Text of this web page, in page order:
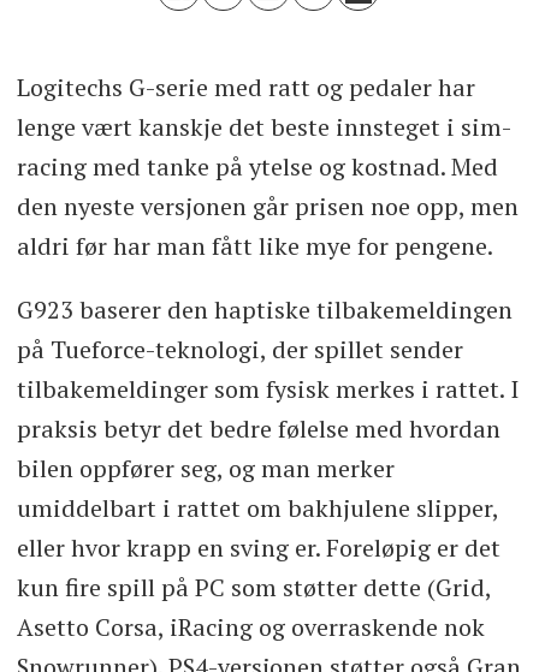
Logitechs G-serie med ratt og pedaler har
lenge vært kanskje det beste innsteget i sim-
racing med tanke på ytelse og kostnad. Med
den nyeste versjonen går prisen noe opp, men
aldri før har man fått like mye for pengene.
G923 baserer den haptiske tilbakemeldingen
på Tueforce-teknologi, der spillet sender
tilbakemeldinger som fysisk merkes i rattet. I
praksis betyr det bedre følelse med hvordan
bilen oppfører seg, og man merker
umiddelbart i rattet om bakhjulene slipper,
eller hvor krapp en sving er. Foreløpig er det
kun fire spill på PC som støtter dette (Grid,
Asetto Corsa, iRacing og overraskende nok